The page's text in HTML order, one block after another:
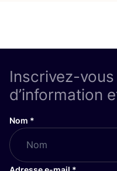
Inscrivez-
d’information
Nom *